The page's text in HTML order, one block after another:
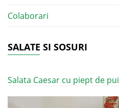
Colaborari
SALATE SI SOSURI
Salata Caesar cu piept de pui